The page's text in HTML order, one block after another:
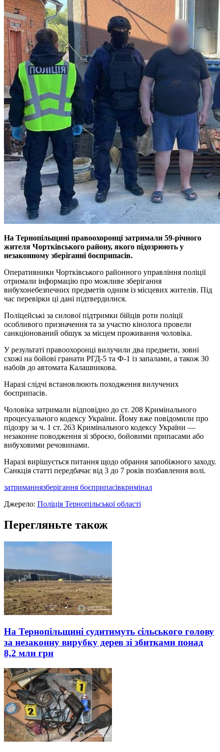
На Тернопільщині правоохоронці затримали 59-річного
жителя Чортківського району, якого підозрюють у
незаконному зберіганні боєприпасів.
Оперативники Чортківського районного управління поліції
отримали інформацію про можливе зберігання
вибухонебезпечних предметів одним із місцевих жителів. Під
час перевірки ці дані підтвердилися.
Поліцейські за силової підтримки бійців роти поліції
особливого призначення та за участю кінолога провели
санкціонований обшук за місцем проживання чоловіка.
У результаті правоохоронці вилучили два предмети, зовні
схожі на бойові гранати РГД-5 та Ф-1 із запалами, а також 30
набоїв до автомата Калашникова.
Наразі слідчі встановлюють походження вилучених
боєприпасів.
Чоловіка затримали відповідно до ст. 208 Кримінального
процесуального кодексу України. Йому вже повідомили про
підозру за ч. 1 ст. 263 Кримінального кодексу України —
незаконне поводження зі зброєю, бойовими припасами або
вибуховими речовинами.
Наразі вирішується питання щодо обрання запобіжного заходу.
Санкція статті передбачає від 3 до 7 років позбавлення волі.
затриманнязберігання боєприпасівкримінал
Джерело: Поліція Тернопільської області
Перегляньте також
На Тернопільщині судитимуть сільського голову
за незаконну вирубку дерев зі збитками понад
8,2 млн грн